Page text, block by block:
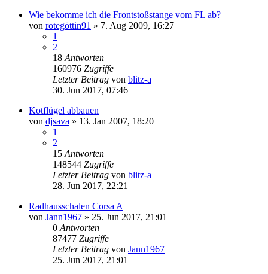
Wie bekomme ich die Frontstoßstange vom FL ab?
von rotegöttin91 » 7. Aug 2009, 16:27
1
2
18 Antworten
160976 Zugriffe
Letzter Beitrag von blitz-a
30. Jun 2017, 07:46
Kotflügel abbauen
von djsava » 13. Jan 2007, 18:20
1
2
15 Antworten
148544 Zugriffe
Letzter Beitrag von blitz-a
28. Jun 2017, 22:21
Radhausschalen Corsa A
von Jann1967 » 25. Jun 2017, 21:01
0 Antworten
87477 Zugriffe
Letzter Beitrag von Jann1967
25. Jun 2017, 21:01